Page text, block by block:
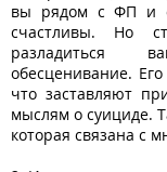
вы рядом с ФП и
счастливы. Но
разладиться
обесценивание.
что заставляют
мыслям о суициде.
которая связана с